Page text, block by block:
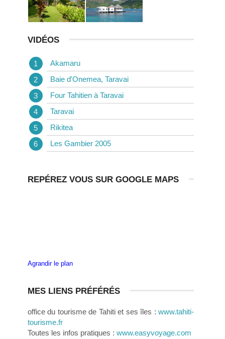
VIDÉOS
Akamaru
Baie d'Onemea, Taravai
Four Tahitien à Taravai
Taravai
Rikitea
Les Gambier 2005
REPÉREZ VOUS SUR GOOGLE MAPS
Agrandir le plan
MES LIENS PRÉFÉRÉS
office du tourisme de Tahiti et ses îles : www.tahiti-
tourisme.fr
Toutes les infos pratiques : www.easyvoyage.com